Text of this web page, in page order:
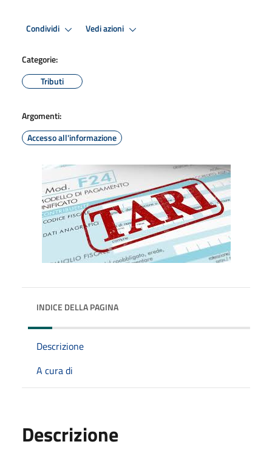
Condividi Vedi azioni
Categorie:
Tributi
Argomenti:
Accesso all'informazione
INDICE DELLA PAGINA
Descrizione
A cura di
Descrizione